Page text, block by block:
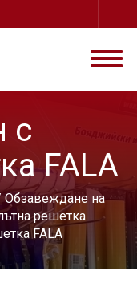
с
FALA
Обзавеждане на
решетка
FALA